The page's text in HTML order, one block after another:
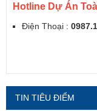
Hotline Dự Án
Điện Thoại :
TIN TIÊU ĐIỂM